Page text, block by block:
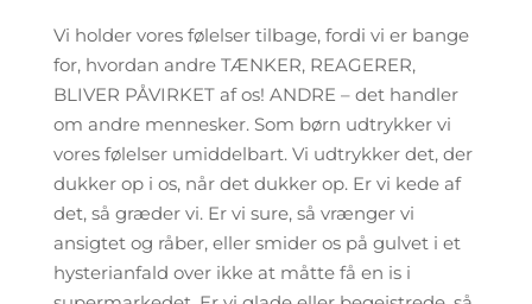
Vi holder vores følelser tilbage, fordi vi er bange
for, hvordan andre TÆNKER, REAGERER,
BLIVER PÅVIRKET af os! ANDRE – det handler
om andre mennesker. Som børn udtrykker vi
vores følelser umiddelbart. Vi udtrykker det, der
dukker op i os, når det dukker op. Er vi kede af
det, så græder vi. Er vi sure, så vrænger vi
ansigtet og råber, eller smider os på gulvet i et
hysterianfald over ikke at måtte få en is i